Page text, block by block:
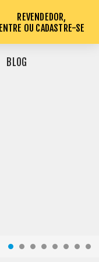
REVENDEDOR,
ENTRE OU CADASTRE-SE
BLOG